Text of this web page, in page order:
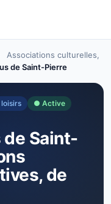
Associations culturelles,
de Saint-Pierre
● Active
de Saint-
de